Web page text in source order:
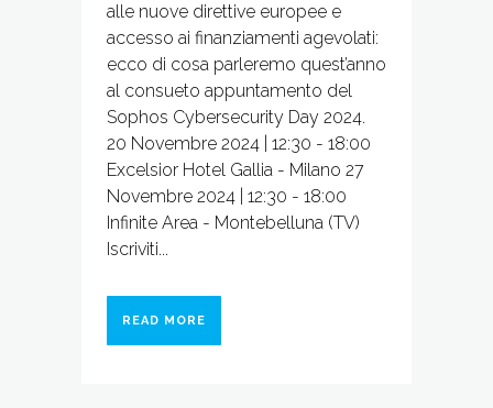
alle nuove direttive europee e
accesso ai finanziamenti agevolati:
ecco di cosa parleremo quest’anno
al consueto appuntamento del
Sophos Cybersecurity Day 2024.
20 Novembre 2024 | 12:30 - 18:00
Excelsior Hotel Gallia - Milano 27
Novembre 2024 | 12:30 - 18:00
Infinite Area - Montebelluna (TV)
Iscriviti...
READ MORE